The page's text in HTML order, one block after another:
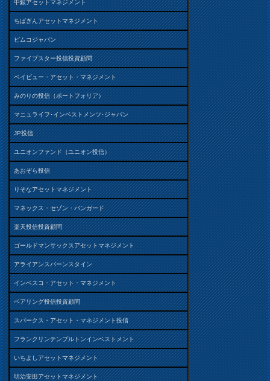
中銀アセットマネジメント
ちばぎんアセットマネジメント
ピムコジャパン
ファイブスター投信投資顧問
ベイビュー・アセット・マネジメント
みのりの投信（ポートフォリア）
マニュライフ･インベストメンツ･ジャパン
JP投信
ユニオンファンド（ユニオン投信）
あおぞら投信
りそなアセットマネジメント
マネックス・セゾン・バンガード
楽天投信投資顧問
ゴールドマンサックスアセットマネジメント
アライアンスバーンスタイン
インベスコ・アセット・マネジメント
ベアリング投信投資顧問
スパークス・アセット・マネジメント投信
フランクリンテンプルトンインベストメント
いちよしアセットマネジメント
明治安田アセットマネジメント